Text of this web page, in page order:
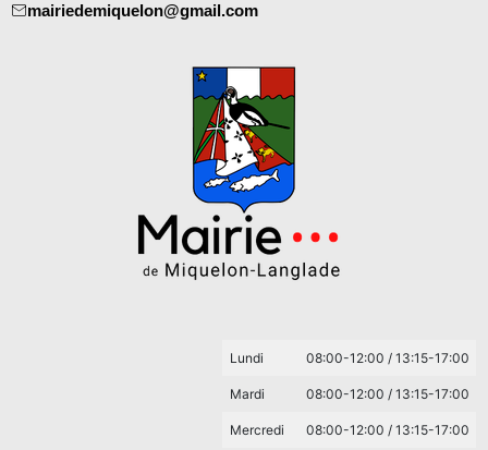
mairiedemiquelon@gmail.com
Lundi 08:00-12:00 / 13:15-17:00
Mardi 08:00-12:00 / 13:15-17:00
Mercredi 08:00-12:00 / 13:15-17:00